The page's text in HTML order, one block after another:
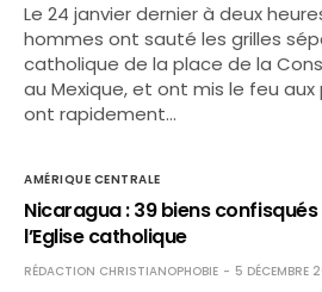
Le 24 janvier dernier à deux
hommes ont sauté les grilles
catholique de la place de la
au Mexique, et ont mis le feu
ont rapidement…
AMÉRIQUE CENTRALE
Nicaragua : 39 biens
l’Eglise catholique
RÉDACTION CHRISTIANOPHOBIE 5 DÉCEMBRE